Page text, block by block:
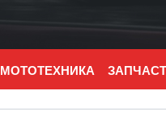
МОТОТЕХНИКА